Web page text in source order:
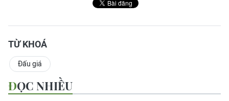
TỪ KHOÁ
Đấu giá
ĐỌC NHIỀU